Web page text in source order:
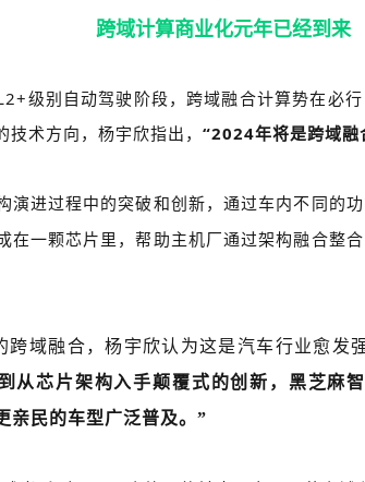
跨域计算商业化元年已经到来
级别自动驾驶阶段，跨域融合计算势在必
技术方向，杨宇欣指出，“2024年将是跨域融
演进过程中的突破和创新，通过车内不同的
在一颗芯片里，帮助主机厂通过架构融合整
跨域融合，杨宇欣认为这是汽车行业愈发
从芯片架构入手颠覆式的创新，黑芝麻
亲民的车型广泛普及。”